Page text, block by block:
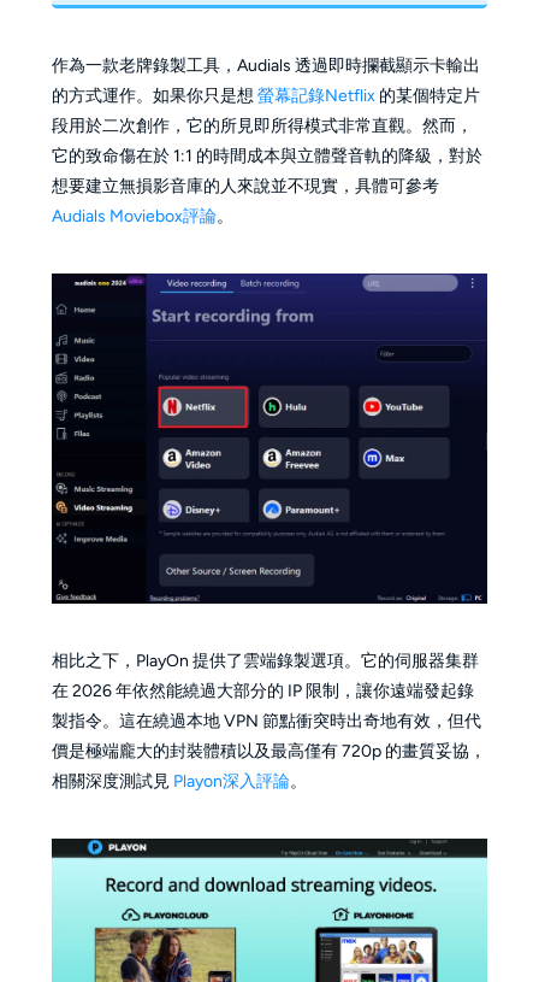
作為一款老牌錄製工具，Audials 透過即時攔截顯示卡輸出
的方式運作。如果你只是想 螢幕記錄Netflix的某個特定片
段用於二次創作，它的所見即所得模式非常直觀。然而，
它的致命傷在於 1:1 的時間成本與立體聲音軌的降級，對於
想要建立無損影音庫的人來說並不現實，具體可參考
Audials Moviebox評論。
相比之下，PlayOn 提供了雲端錄製選項。它的伺服器集群
在 2026 年依然能繞過大部分的 IP 限制，讓你遠端發起錄
製指令。這在繞過本地 VPN 節點衝突時出奇地有效，但代
價是極端龐大的封裝體積以及最高僅有 720p 的畫質妥協，
相關深度測試見 Playon深入評論。